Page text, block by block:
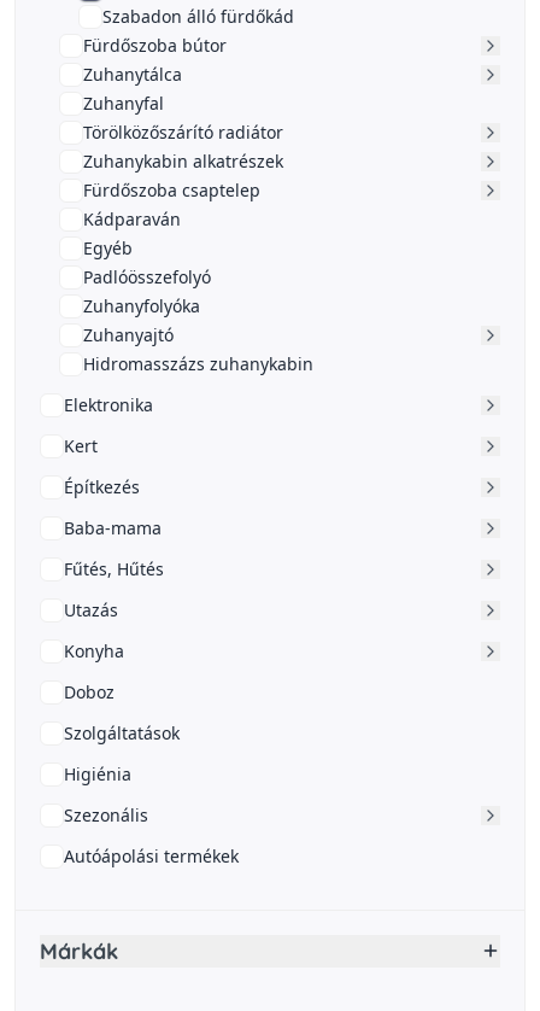
Szabadon álló fürdőkád
Fürdőszoba bútor
Zuhanytálca
Zuhanyfal
Törölközőszárító radiátor
Zuhanykabin alkatrészek
Fürdőszoba csaptelep
Kádparaván
Egyéb
Padlóösszefolyó
Zuhanyfolyóka
Zuhanyajtó
Hidromasszázs zuhanykabin
Elektronika
Kert
Építkezés
Baba-mama
Fűtés, Hűtés
Utazás
Konyha
Doboz
Szolgáltatások
Higiénia
Szezonális
Autóápolási termékek
Márkák